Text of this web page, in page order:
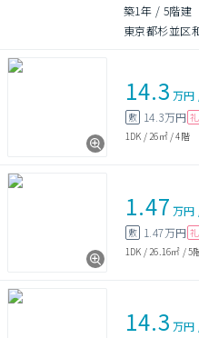
築1年 / 5階建
東京都杉並区
14.3 万円
敷 14.3万円 礼
1DK / 26㎡/4階
1.47 万円
敷 1.47万円 礼
1DK / 26.16㎡ /5
14.3 万円